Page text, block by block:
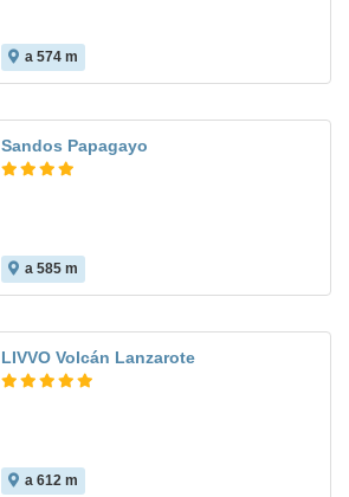
a 574 m
Sandos Papagayo
a 585 m
LIVVO Volcán Lanzarote
a 612 m